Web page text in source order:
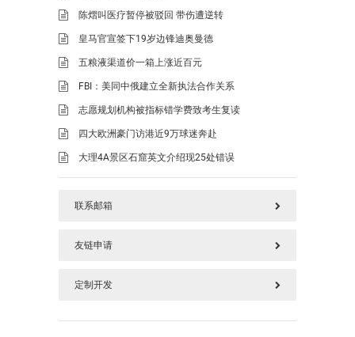
陈熠叫医疗暂停被驳回 带伤遭逆转
皇马官宣签下19岁边锋迪奥曼德
五粮液渠道价一箱上涨近百元
FBI：美同中俄建立全新执法合作关系
志愿规划机构被指标错学费致考生复读
四大欧洲豪门访港近9万球迷奔赴
大理4A景区石窟英文介绍现25处错误
联系邮箱
577125669@qq.com
友链申请
请加好本站链接后，把您链接发上面邮箱
定制开发